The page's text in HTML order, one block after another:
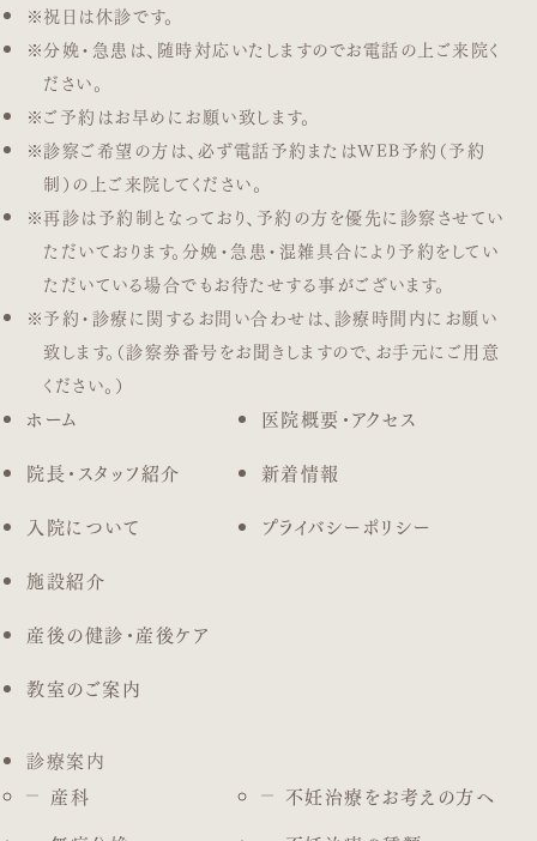
祝日は休診です。
分娩・急患は、随時対応いたしますのでお電話の上ご来院く
ださい。
ご予約はお早めにお願い致します。
診察ご希望の方は、必ず電話予約またはWEB予約（予約
制）の上ご来院してください。
再診は予約制となっており、予約の方を優先に診察させてい
ただいております。分娩・急患・混雑具合により予約をしてい
ただいている場合でもお待たせする事がございます。
予約・診療に関するお問い合わせは、診療時間内にお願い
致します。（診察券番号をお聞きしますので、お手元にご用意
ください。）
ホーム
院長・スタッフ紹介
入院について
施設紹介
産後の健診・産後ケア
教室のご案内
医院概要・アクセス
新着情報
プライバシーポリシー
診療案内
産科
不妊治療をお考えの方へ